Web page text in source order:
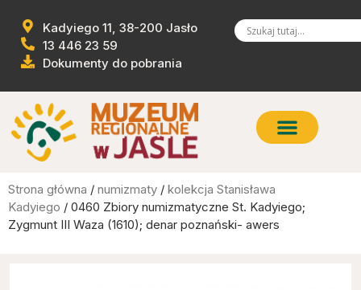
Kadyiego 11, 38-200 Jasło
13 446 23 59
Dokumenty do pobrania
Strona główna / numizmaty / kolekcja Stanisława
Kadyiego / 0460 Zbiory numizmatyczne St. Kadyiego;
Zygmunt III Waza (1610); denar poznański- awers